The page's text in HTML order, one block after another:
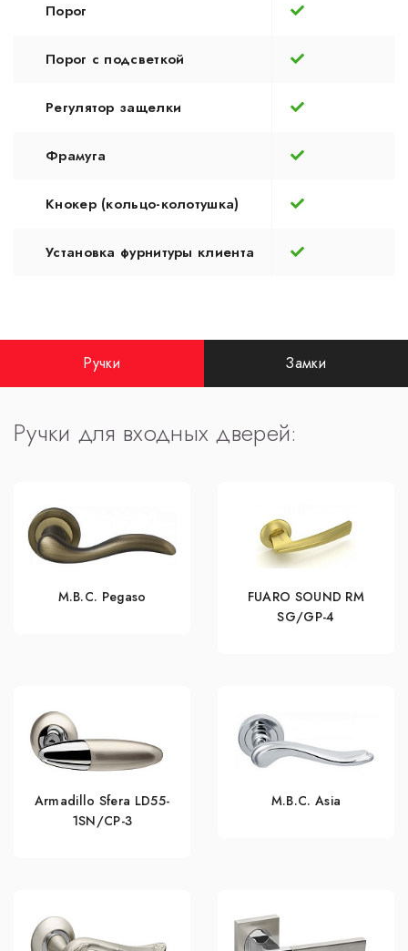
Порог
Порог с подсветкой
Регулятор защелки
Фрамуга
Кнокер (кольцо-колотушка)
Установка фурнитуры клиента
Ручки Замки
Ручки для входных дверей:
M.B.C. Pegaso
FUARO SOUND RM
SG/GP-4
Armadillo Sfera LD55-
1SN/CP-3
M.B.C. Asia